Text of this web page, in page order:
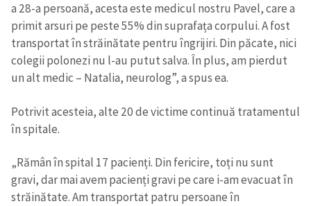
Trimite o informație
Despre ZdG
in English
на русском
a 28-a persoană, acesta este medicul nostru Pavel, care a
primit arsuri pe peste 55% din suprafața corpului. A fost
transportat în străinătate pentru îngrijiri. Din păcate, nici
colegii polonezi nu l-au putut salva. În plus, am pierdut
un alt medic – Natalia, neurolog”, a spus ea.
Potrivit acesteia, alte 20 de victime continuă tratamentul
în spitale.
„Rămân în spital 17 pacienți. Din fericire, toți nu sunt
gravi, dar mai avem pacienți gravi pe care i-am evacuat în
străinătate. Am transportat patru persoane în